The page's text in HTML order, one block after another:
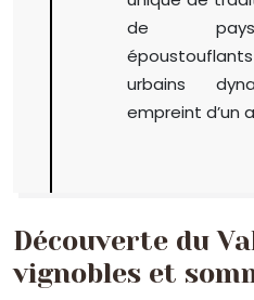
de
urbains
empreint d’un
Découverte du
vignobles et